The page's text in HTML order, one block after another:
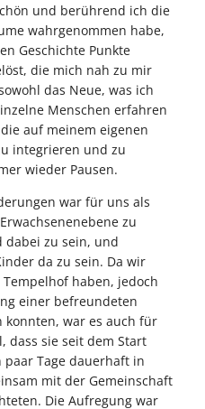
und berührend ich die
wahrgenommen habe,
Geschichte Punkte
die mich nah zu mir
das Neue, was ich
Menschen erfahren
auf meinem eigenen
integrieren und zu
wieder Pausen.
war für uns als
zu
zu sein, und
da zu sein. Da wir
haben, jedoch
einer befreundeten
konnten, war es auch für
dass sie seit dem Start
Tage dauerhaft in
mit der Gemeinschaft
Die Aufregung war